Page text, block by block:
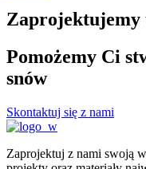
Zaprojektujemy
Pomożemy Ci
snów
Skontaktuj się z nami
Zaprojektuj z nami swoją